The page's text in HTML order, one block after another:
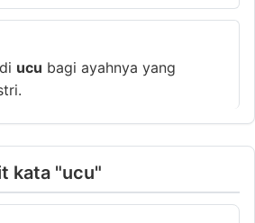
ucu bagi ayahnya yang
kata "ucu"